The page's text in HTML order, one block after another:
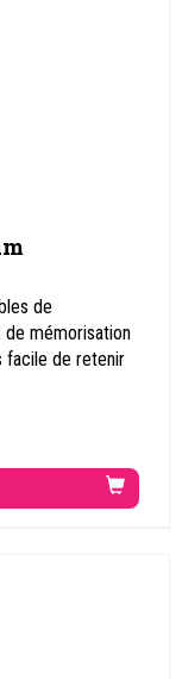
de
de mémorisation
facile de retenir